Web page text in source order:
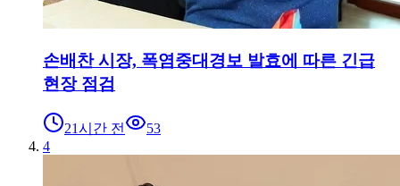
손배찬 시장, 폭염중대경보 발효에 따른 긴급
현장 점검
21시간 전
53
4